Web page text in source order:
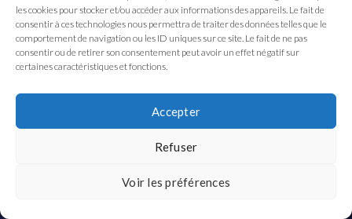
les cookies pour stocker et/ou accéder aux informations des appareils. Le fait de
consentir à ces technologies nous permettra de traiter des données telles que le
comportement de navigation ou les ID uniques sur ce site. Le fait de ne pas
consentir ou de retirer son consentement peut avoir un effet négatif sur
certaines caractéristiques et fonctions.
Accepter
Refuser
Voir les préférences